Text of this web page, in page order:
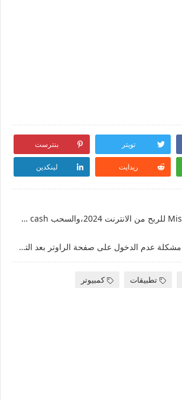
تويتر بنترست
ريدايت لينكدين
تطبيق Mist Rewards للربح من الانترنت 2024،والسحب Vodafone cash
اسهل طريقة لحل مشكلة عدم الدخول على صفحة الراوتر بعد التحديث الاخير 2024
تطبيقات كمبيوتر